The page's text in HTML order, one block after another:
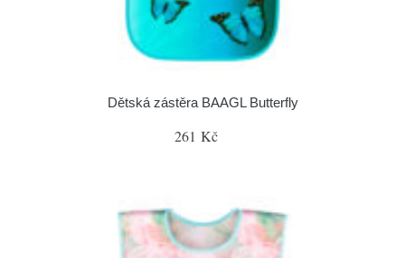
Dětská zástěra BAAGL Butterfly
261 Kč